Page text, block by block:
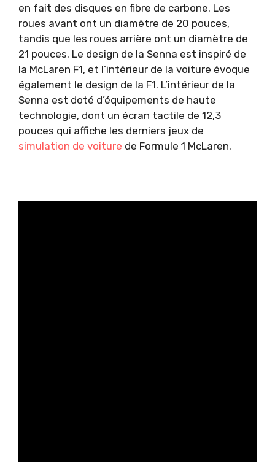
en fait des disques en fibre de carbone. Les
roues avant ont un diamètre de 20 pouces,
tandis que les roues arrière ont un diamètre de
21 pouces. Le design de la Senna est inspiré de
la McLaren F1, et l’intérieur de la voiture évoque
également le design de la F1. L’intérieur de la
Senna est doté d’équipements de haute
technologie, dont un écran tactile de 12,3
pouces qui affiche les derniers jeux de
simulation de voiture de Formule 1 McLaren.